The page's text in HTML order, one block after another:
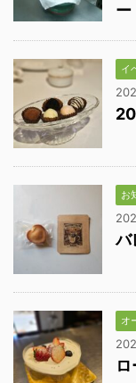
イ
お
バ
オ